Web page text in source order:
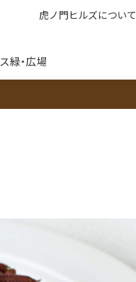
虎ノ門ヒルズについて
緑・広場